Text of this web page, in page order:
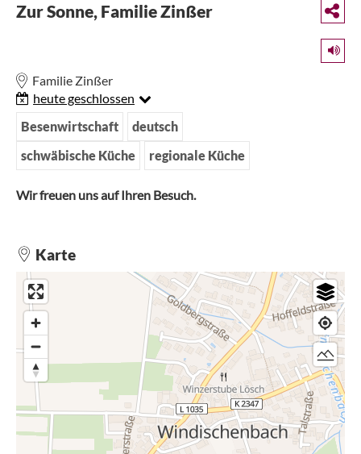
Zur Sonne, Familie Zinßer
Familie Zinßer
heute geschlossen
Besenwirtschaft
deutsch
schwäbische Küche
regionale Küche
Wir freuen uns auf Ihren Besuch.
Karte